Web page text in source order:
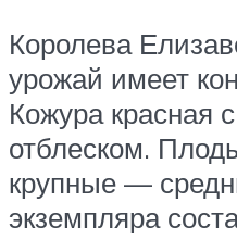
Королева
урожай имеет
Кожура красная
отблеском.
крупные —
экземпляра